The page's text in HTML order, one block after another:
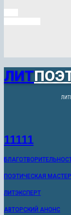
ЛИТ
11111
ПОЭТИЧЕСКАЯ
ЛИТЭКСПЕРТ
АВТОРСКИЙ АНОНС